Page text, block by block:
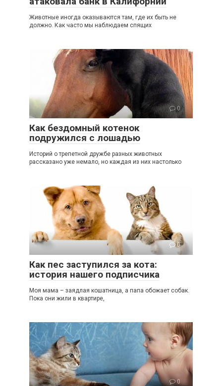
Животные иногда оказываются там, где их быть не
должно. Как часто мы наблюдаем спящих
0
Как бездомный котенок
подружился с лошадью
Историй о трепетной дружбе разных животных
рассказано уже немало, но каждая из них настолько
0
Как пес заступился за кота:
история нашего подписчика
Моя мама – заядлая кошатница, а папа обожает собак.
Пока они жили в квартире,
0